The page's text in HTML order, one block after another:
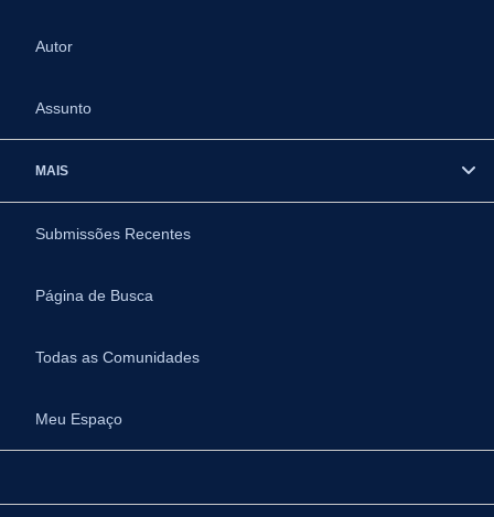
Autor
Assunto
MAIS
Submissões Recentes
Página de Busca
Todas as Comunidades
Meu Espaço